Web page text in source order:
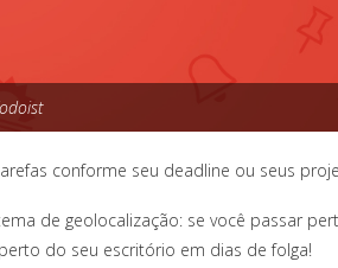
conforme seu deadline ou seus
de geolocalização: se você passar
do seu escritório em dias de folga!